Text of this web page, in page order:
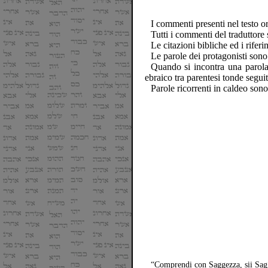
I commenti presenti nel testo
Tutti i commenti del traduttore
Le citazioni bibliche ed i
Le parole dei protagonisti
Quando si incontra una
ebraico tra parentesi tonde
Parole ricorrenti in caldeo
“Comprendi con Saggezza, sii